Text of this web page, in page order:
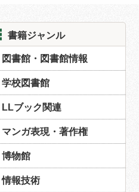
書籍ジャンル
図書館・図書館情報
学校図書館
LLブック関連
マンガ表現・著作権
博物館
情報技術